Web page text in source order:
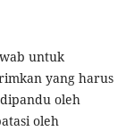
untuk
yang harus
oleh
oleh